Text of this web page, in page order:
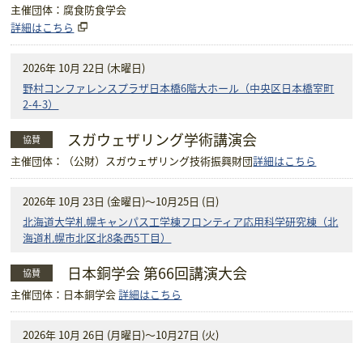
主催団体：腐食防食学会
詳細はこちら
2026年 10月 22日 (木曜日)
野村コンファレンスプラザ日本橋6階大ホール（中央区日本橋室町
2-4-3）
協賛 スガウェザリング学術講演会
主催団体：（公財）スガウェザリング技術振興財団詳細はこちら
2026年 10月 23日 (金曜日)～10月25日 (日)
北海道大学札幌キャンパス工学棟フロンティア応用科学研究棟（北
海道札幌市北区北8条西5丁目）
協賛 日本銅学会 第66回講演大会
主催団体：日本銅学会詳細はこちら
2026年 10月 26日 (月曜日)～10月27日 (火)